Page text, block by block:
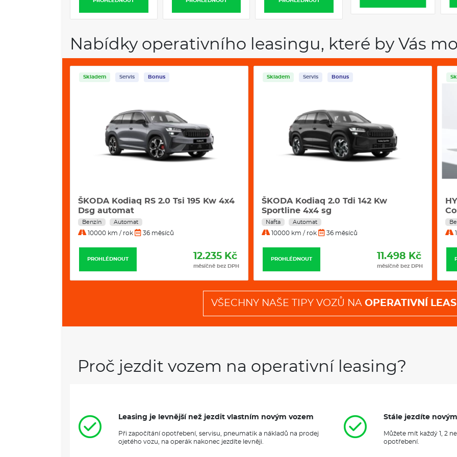
Škoda ElroqaŠkoda Enyaq
provozem vozidla.
Nabídky operativního leasingu, které by Vás
Skladem Servis Bonus
ŠKODA Kodiaq RS 2.0 Tsi 195 Kw 4x4
Dsg automat
Benzín Automat
10000 km / rok 36 měsíců
PROHLÉDNOUT 12.235 Kč
měsíčně bez DPH
Skladem Servis Bonus
ŠKODA Kodiaq 2.0 Tdi 142 Kw
Sportline 4x4 sg
Nafta Automat
10000 km / rok 36 měsíců
PROHLÉDNOUT 11.498 Kč
měsíčně bez DPH
VŠECHNY NAŠE TIPY VOZŮ NA OPERATIVNÍ
Proč jezdit vozem na operativní leasing?
Leasing je levnější než jezdit vlastním novým vozem
Při započítání opotřebení, servisu, pneumatik a nákladů na prodej
ojetého vozu, na operák nakonec jezdíte levněji.
Stále jezdíte
Můžete mít každý 1, 2
opotřebení.